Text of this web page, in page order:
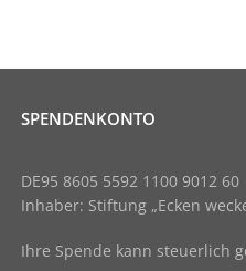
SPENDENKONTO
DE95 8605 5592 1100 9012 60
Inhaber: Stiftung „Ecken
Ihre Spende kann steuerlich